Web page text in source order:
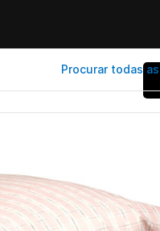
Procurar todas